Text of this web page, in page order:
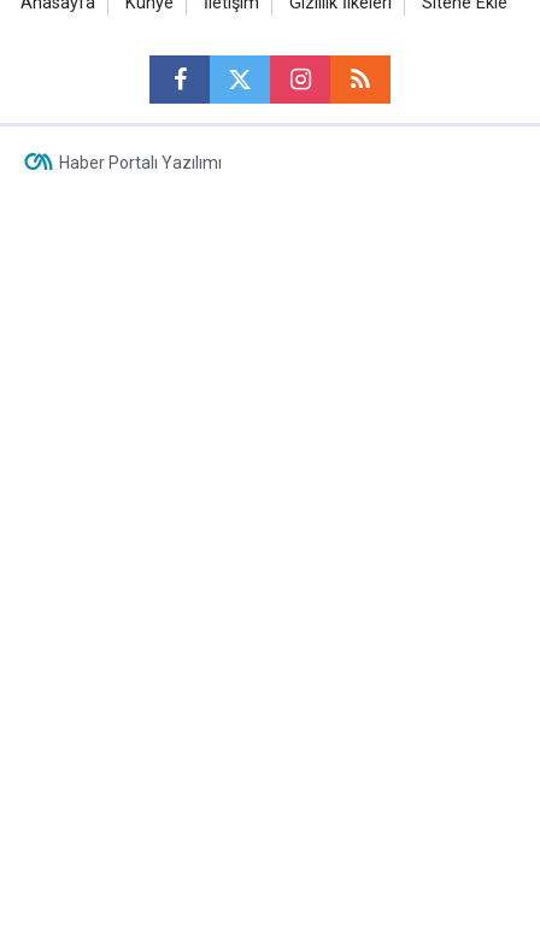
Haber Portalı Yazılımı